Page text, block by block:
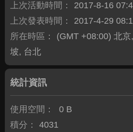
上次活動時間：
2017-8-16
上次發表時間：
2017-4-29
所在時區：
(GMT +08:00) 北
坡, 台北
統計資訊
使用空間：
0 B
積分：
4031